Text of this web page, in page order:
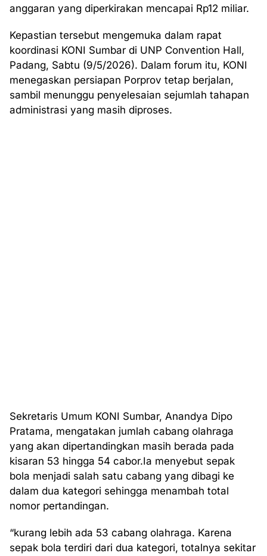
anggaran yang diperkirakan mencapai Rp12 miliar.
Kepastian tersebut mengemuka dalam rapat
koordinasi KONI Sumbar di UNP Convention Hall,
Padang, Sabtu (9/5/2026). Dalam forum itu, KONI
menegaskan persiapan Porprov tetap berjalan,
sambil menunggu penyelesaian sejumlah tahapan
administrasi yang masih diproses.
Sekretaris Umum KONI Sumbar, Anandya Dipo
Pratama, mengatakan jumlah cabang olahraga
yang akan dipertandingkan masih berada pada
kisaran 53 hingga 54 cabor.Ia menyebut sepak
bola menjadi salah satu cabang yang dibagi ke
dalam dua kategori sehingga menambah total
nomor pertandingan.
“kurang lebih ada 53 cabang olahraga. Karena
sepak bola terdiri dari dua kategori, totalnya sekitar